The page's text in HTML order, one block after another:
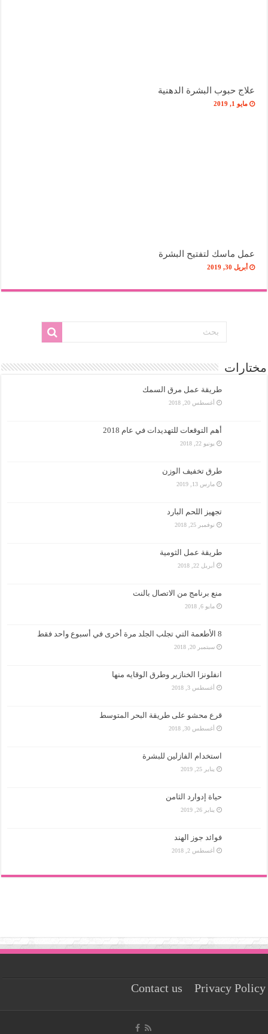
علاج حبوب البشرة الدهنية
مايو 1, 2019
عمل ماسك لتفتيح البشرة
أبريل 30, 2019
مختارات
طريقة عمل مرق السمك
أغسطس 20, 2018
أهم التوقعات للتهديدات في عام 2018
يونيو 22, 2018
طرق تخفيف الوزن
مارس 13, 2019
تجهيز اللحم البارد
نوفمبر 25, 2018
طريقة عمل الثومية
أبريل 22, 2018
منع برنامج من الاتصال بالنت
مايو 6, 2018
8 الأطعمة التي تجلب الجلد مرة أخرى في أسبوع واحد فقط
سبتمبر 20, 2018
انفلونزا الخنازير وطرق الوقايه منها
أغسطس 3, 2018
قرع محشو على طريقة البحر المتوسط
أغسطس 30, 2018
استخدام الفازلين للبشرة
يناير 25, 2019
حياة إدوارد الثامن
يناير 26, 2019
فوائد جوز الهند
أغسطس 2, 2018
Contact us Privacy Policy